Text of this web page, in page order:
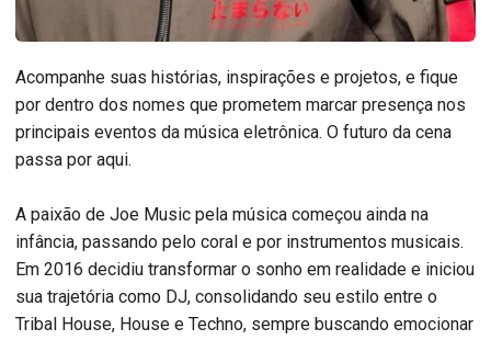
Acompanhe suas histórias, inspirações e projetos, e fique
por dentro dos nomes que prometem marcar presença nos
principais eventos da música eletrônica. O futuro da cena
passa por aqui.
A paixão de Joe Music pela música começou ainda na
infância, passando pelo coral e por instrumentos musicais.
Em 2016 decidiu transformar o sonho em realidade e iniciou
sua trajetória como DJ, consolidando seu estilo entre o
Tribal House, House e Techno, sempre buscando emocionar